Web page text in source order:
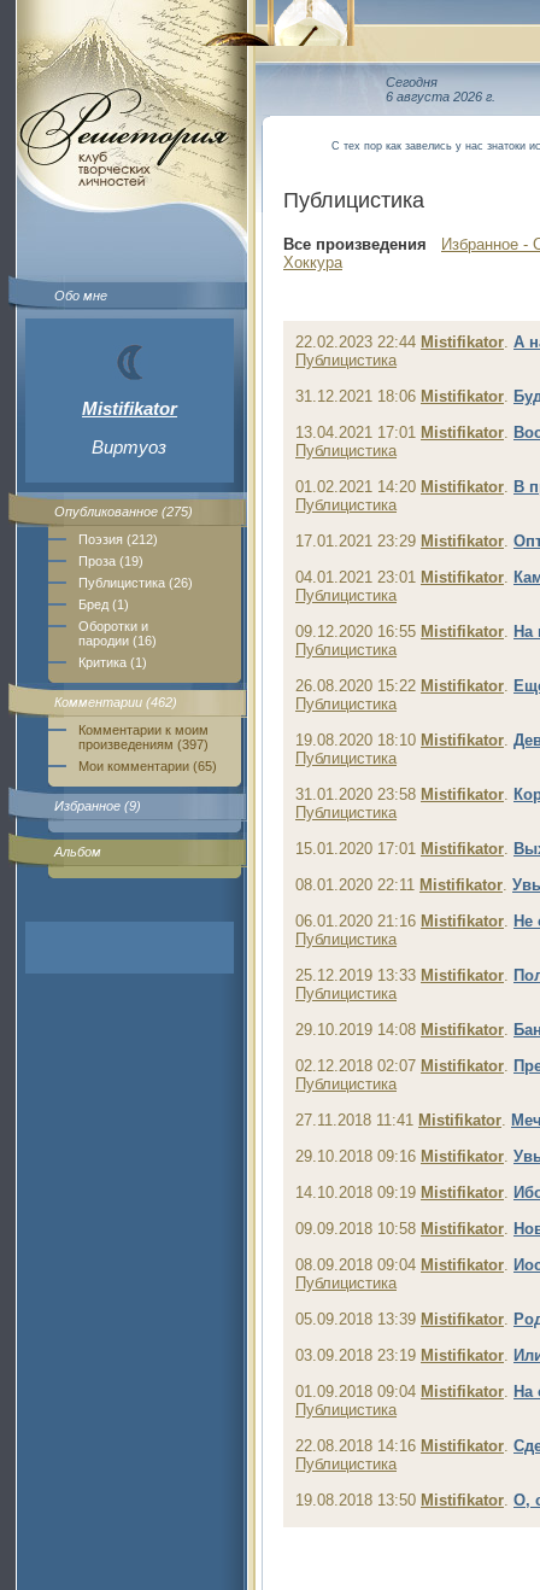
Обо мне
Mistifikator
Виртуоз
Опубликованное (275)
Поэзия (212)
Проза (19)
Публицистика (26)
Бред (1)
Оборотки и
пародии (16)
Критика (1)
Комментарии (462)
Комментарии к моим
произведениям (397)
Мои комментарии (65)
Избранное (9)
Альбом
Сегодня
6 августа 2026 г.
С тех пор как завелись у нас знатоки
Публицистика
Все произведения
Избранное -
Хоккура
22.02.2023 22:44 Mistifikator. А
Публицистика
31.12.2021 18:06 Mistifikator.
13.04.2021 17:01 Mistifikator.
Публицистика
01.02.2021 14:20 Mistifikator. В
Публицистика
17.01.2021 23:29 Mistifikator.
04.01.2021 23:01 Mistifikator.
Публицистика
09.12.2020 16:55 Mistifikator. На
Публицистика
26.08.2020 15:22 Mistifikator.
Публицистика
19.08.2020 18:10 Mistifikator.
Публицистика
31.01.2020 23:58 Mistifikator.
Публицистика
15.01.2020 17:01 Mistifikator.
08.01.2020 22:11 Mistifikator.
06.01.2020 21:16 Mistifikator. Не
Публицистика
25.12.2019 13:33 Mistifikator.
Публицистика
29.10.2019 14:08 Mistifikator.
02.12.2018 02:07 Mistifikator.
Публицистика
27.11.2018 11:41 Mistifikator.
29.10.2018 09:16 Mistifikator.
14.10.2018 09:19 Mistifikator.
09.09.2018 10:58 Mistifikator.
08.09.2018 09:04 Mistifikator.
Публицистика
05.09.2018 13:39 Mistifikator.
03.09.2018 23:19 Mistifikator.
01.09.2018 09:04 Mistifikator. На
Публицистика
22.08.2018 14:16 Mistifikator.
Публицистика
19.08.2018 13:50 Mistifikator. О,